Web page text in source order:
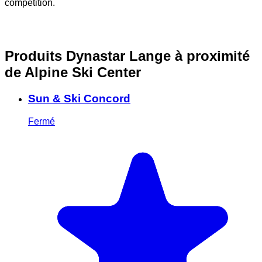
compétition.
Produits Dynastar Lange à proximité
de Alpine Ski Center
Sun & Ski Concord
Fermé